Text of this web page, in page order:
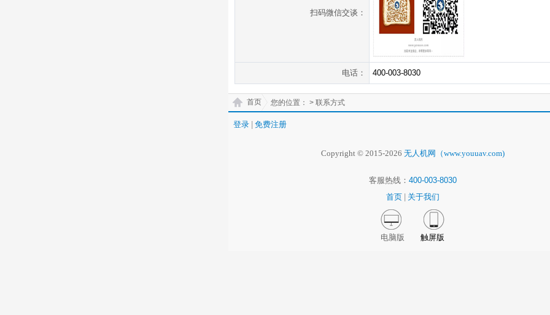
扫码微信交谈：
电话： 400-003-8030
您的位置：
首页 > 联系方式
登录 免费注册
Copyright © 2015-2026 无人机网（www.youuav.com)
客服热线： 400-003-8030
首页
关于我们
电脑版 触屏版